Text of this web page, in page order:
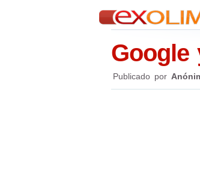
Google
Publicado por